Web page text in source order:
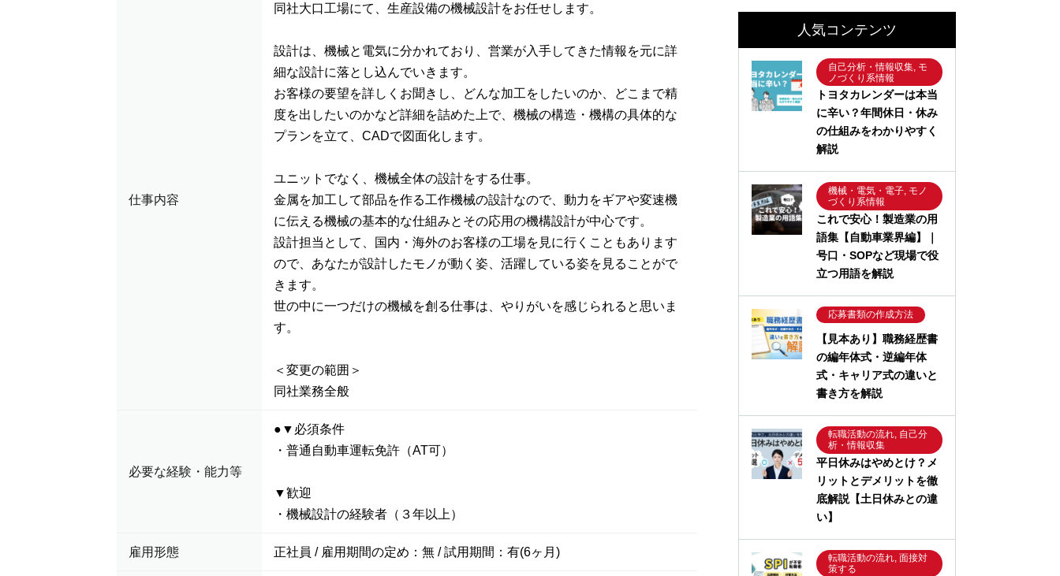
仕事内容
同社大口工場にて、生産設備の機械設計をお任せします。
設計は、機械と電気に分かれており、営業が入手してきた情報を元に詳
細な設計に落とし込んでいきます。
お客様の要望を詳しくお聞きし、どんな加工をしたいのか、どこまで精
度を出したいのかなど詳細を詰めた上で、機械の構造・機構の具体的な
プランを立て、CADで図面化します。
ユニットでなく、機械全体の設計をする仕事。
金属を加工して部品を作る工作機械の設計なので、動力をギアや変速機
に伝える機械の基本的な仕組みとその応用の機構設計が中心です。
設計担当として、国内・海外のお客様の工場を見に行くこともあります
ので、あなたが設計したモノが動く姿、活躍している姿を見ることがで
きます。
世の中に一つだけの機械を創る仕事は、やりがいを感じられると思いま
す。
＜変更の範囲＞
同社業務全般
必要な経験・能力等
●▼必須条件
・普通自動車運転免許（AT可）
▼歓迎
・機械設計の経験者（３年以上）
雇用形態 正社員 / 雇用期間の定め：無 / 試用期間：有(6ヶ月)
人気コンテンツ
自己分析・情報収集, モ
ノづくり系情報
トヨタカレンダーは本当
に辛い？年間休日・休み
の仕組みをわかりやすく
解説
機械・電気・電子, モノ
づくり系情報
これで安心！製造業の用
語集【自動車業界編】｜
号口・SOPなど現場で役
立つ用語を解説
応募書類の作成方法
【見本あり】職務経歴書
の編年体式・逆編年体
式・キャリア式の違いと
書き方を解説
転職活動の流れ, 自己分
析・情報収集
平日休みはやめとけ？メ
リットとデメリットを徹
底解説【土日休みとの違
い】
転職活動の流れ, 面接対
策する